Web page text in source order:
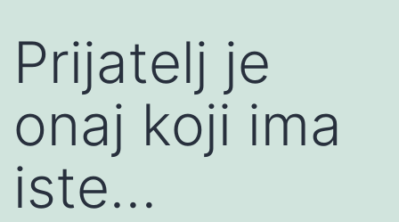
Prijatelj je
onaj koji ima
iste…